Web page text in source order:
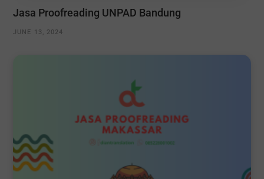
Jasa Proofreading UNPAD Bandung
JUNE 13, 2024